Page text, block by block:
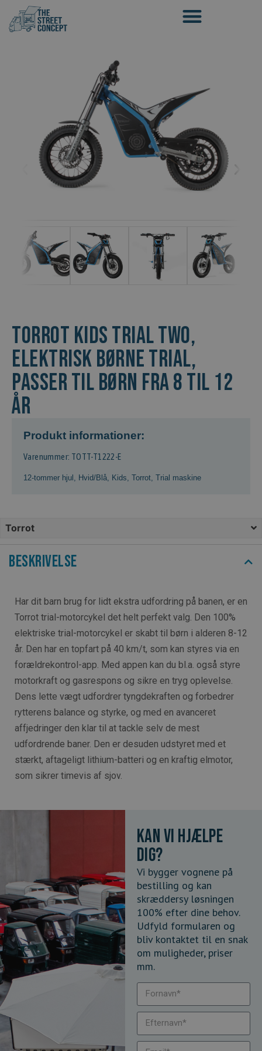
Torrot Kids Trial Two,
Elektrisk børne trial,
Passer til børn fra 8 til 12
år
Produkt informationer:
Varenummer: TOTT-T1222-E
12-tommer hjul Hvid/Blå Kids Torrot Trial maskine
Torrot
Beskrivelse
Har dit barn brug for lidt ekstra udfordring på banen, er en
Torrot trial-motorcykel det helt perfekt valg. Den 100%
elektriske trial-motorcykel er skabt til børn i alderen 8-12
år. Den har en topfart på 40 km/t, som kan styres via en
forældrekontrol-app. Med appen kan du bl.a. også styre
motorkraft og gasrespons og sikre en tryg oplevelse.
Dens lette vægt udfordrer tyngdekraften og forbedrer
rytterens balance og styrke, og med en avanceret
affjedringer den klar til at tackle selv de mest
udfordrende baner. Den er desuden udstyret med et
stærkt, aftageligt lithium-batteri og en kraftig elmotor,
som sikrer timevis af sjov.
Kan vi hjælpe
dig?
Vi bygger vognene på
bestilling og kan
skræddersy løsningen
100% efter dine behov.
Udfyld formularen og
bliv kontaktet til en snak
om muligheder, priser
mm.